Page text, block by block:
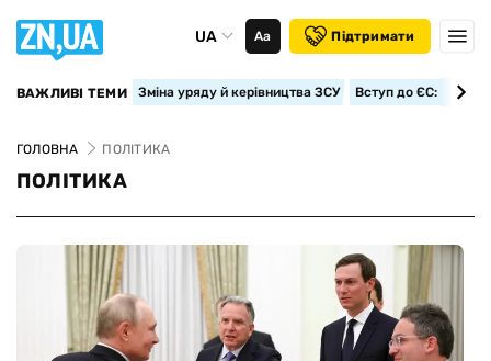
UA Аа Підтримати
ВАЖЛИВІ ТЕМИ Зміна уряду й керівництва ЗСУ Вступ до ЄС:
ГОЛОВНА ПОЛІТИКА
ПОЛІТИКА